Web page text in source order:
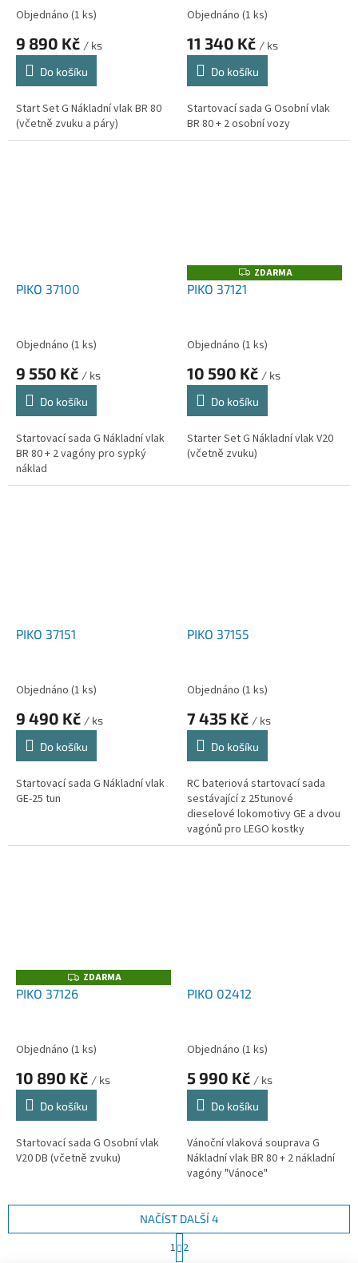
Objednáno (1 ks)
9 890 Kč / ks
Do košíku
Start Set G Nákladní vlak BR 80
(včetně zvuku a páry)
Objednáno (1 ks)
11 340 Kč / ks
Do košíku
Startovací sada G Osobní vlak
BR 80 + 2 osobní vozy
PIKO 37100
Objednáno (1 ks)
9 550 Kč / ks
Do košíku
Startovací sada G Nákladní vlak
BR 80 + 2 vagóny pro sypký
náklad
Z
D
ZDARMA
PIKO 37121
Objednáno (1 ks)
10 590 Kč / ks
Do košíku
Starter Set G Nákladní vlak V20
(včetně zvuku)
PIKO 37151
Objednáno (1 ks)
9 490 Kč / ks
Do košíku
Startovací sada G Nákladní vlak
GE-25 tun
PIKO 37155
Objednáno (1 ks)
7 435 Kč / ks
Do košíku
RC bateriová startovací sada
sestávající z 25tunové
dieselové lokomotivy GE a dvou
vagónů pro LEGO kostky
Z
D
ZDARMA
PIKO 37126
Objednáno (1 ks)
10 890 Kč / ks
Do košíku
Startovací sada G Osobní vlak
V20 DB (včetně zvuku)
PIKO 02412
Objednáno (1 ks)
5 990 Kč / ks
Do košíku
Vánoční vlaková souprava G
Nákladní vlak BR 80 + 2 nákladní
vagóny "Vánoce"
NAČÍST DALŠÍ 4
t
1 2